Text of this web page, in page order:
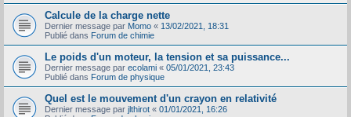
Calcule de la charge nette
Dernier message par Momo « 13/02/2021, 18:31
Publié dans Forum de chimie
Le poids d'un moteur, la tension et sa puissance...
Dernier message par ecolami « 05/01/2021, 23:43
Publié dans Forum de physique
Quel est le mouvement d'un crayon en relativité
Dernier message par jlthirot « 01/01/2021, 16:26